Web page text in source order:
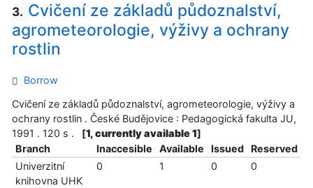
3. Cvičení ze základů půdoznalství,
agrometeorologie, výživy a ochrany
rostlin
Borrow
Cvičení ze základů půdoznalství, agrometeorologie, výživy a
ochrany rostlin . České Budějovice : Pedagogická fakulta JU,
1991 . 120 s .
[1, currently available 1]
Branch
Inaccesible Available Issued
Reserved
Univerzitní
knihovna UHK
0 1 0 0